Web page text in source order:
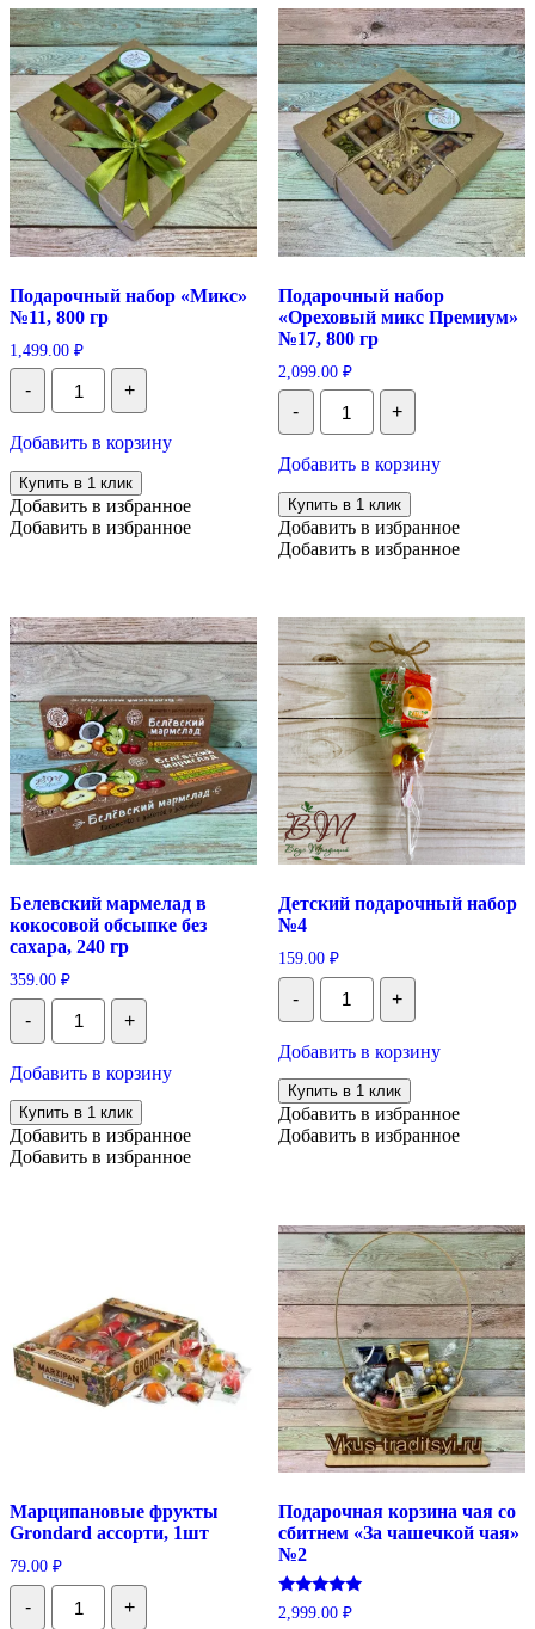
Подарочный набор «Микс»
№11, 800 гр
1,499.00 ₽
-
Количество
Подарочный
набор
№11,
800
гр
+
Добавить в корзину
Купить в 1 клик
Добавить в избранное
Добавить в избранное
Подарочный набор
«Ореховый микс Премиум»
№17, 800 гр
2,099.00 ₽
-
Количество
Подарочный
набор
микс
Премиум"
№17,
800
гр
+
Добавить в корзину
Купить в 1 клик
Добавить в избранное
Добавить в избранное
Белевский мармелад в
кокосовой обсыпке без
сахара, 240 гр
359.00 ₽
-
Количество
Белевский
мармелад
кокосовой
обсыпке
без
сахара,
240
+
Добавить в корзину
Купить в 1 клик
Добавить в избранное
Добавить в избранное
Детский подарочный набор
№4
159.00 ₽
-
Количество
Детский
подарочный
№4
+
Добавить в корзину
Купить в 1 клик
Добавить в избранное
Добавить в избранное
Марципановые фрукты
Grondard ассорти, 1шт
79.00 ₽
-
Количество
Марципановые
+
Подарочная корзина чая со
сбитнем «За чашечкой чая»
№2
Оценка
5.00
2,999.00 ₽